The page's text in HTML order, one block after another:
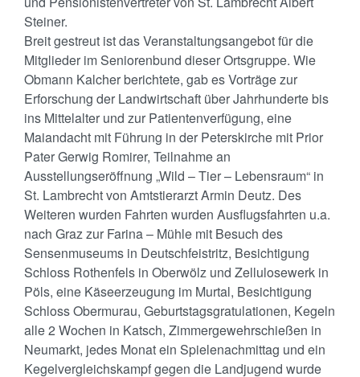
Steiner.
Breit gestreut ist das Veranstaltungsangebot für die
Mitglieder im Seniorenbund dieser Ortsgruppe. Wie
Obmann Kalcher berichtete, gab es Vorträge zur
Erforschung der Landwirtschaft über Jahrhunderte bis
ins Mittelalter und zur Patientenverfügung, eine
Maiandacht mit Führung in der Peterskirche mit Prior
Pater Gerwig Romirer, Teilnahme an
Ausstellungseröffnung „Wild – Tier – Lebensraum“ in
St. Lambrecht von Amtstierarzt Armin Deutz. Des
Weiteren wurden Fahrten wurden Ausflugsfahrten u.a.
nach Graz zur Farina – Mühle mit Besuch des
Sensenmuseums in Deutschfeistritz, Besichtigung
Schloss Rothenfels in Oberwölz und Zellulosewerk in
Pöls, eine Käseerzeugung im Murtal, Besichtigung
Schloss Obermurau, Geburtstagsgratulationen, Kegeln
alle 2 Wochen in Katsch, Zimmergewehrschießen in
Neumarkt, jedes Monat ein Spielenachmittag und ein
Kegelvergleichskampf gegen die Landjugend wurde